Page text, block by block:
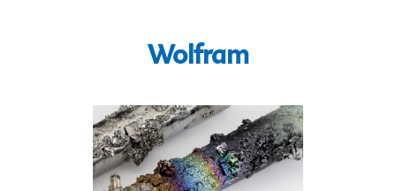
Wolfram